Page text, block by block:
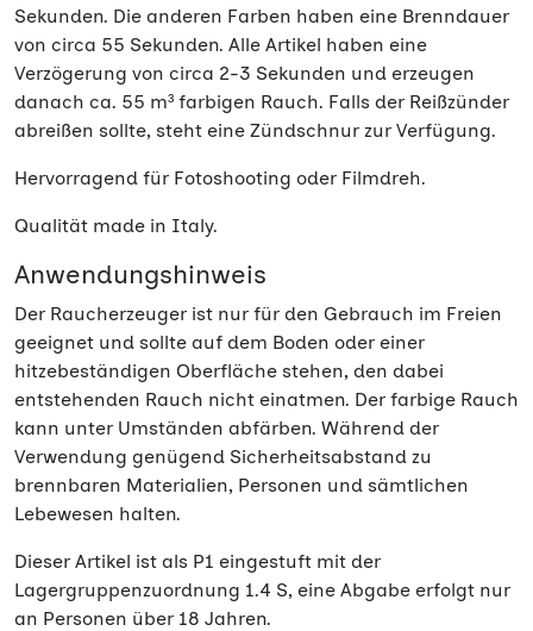
Sekunden. Die anderen Farben haben eine Brenndauer
von circa 55 Sekunden. Alle Artikel haben eine
Verzögerung von circa 2-3 Sekunden und erzeugen
danach ca. 55 m³ farbigen Rauch. Falls der Reißzünder
abreißen sollte, steht eine Zündschnur zur Verfügung.
Hervorragend für Fotoshooting oder Filmdreh.
Qualität made in Italy.
Anwendungshinweis
Der Raucherzeuger ist nur für den Gebrauch im Freien
geeignet und sollte auf dem Boden oder einer
hitzebeständigen Oberfläche stehen, den dabei
entstehenden Rauch nicht einatmen. Der farbige Rauch
kann unter Umständen abfärben. Während der
Verwendung genügend Sicherheitsabstand zu
brennbaren Materialien, Personen und sämtlichen
Lebewesen halten.
Dieser Artikel ist als P1 eingestuft mit der
Lagergruppenzuordnung 1.4 S, eine Abgabe erfolgt nur
an Personen über 18 Jahren.